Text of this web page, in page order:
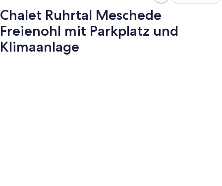
Chalet Ruhrtal Meschede
Freienohl mit Parkplatz und
Klimaanlage